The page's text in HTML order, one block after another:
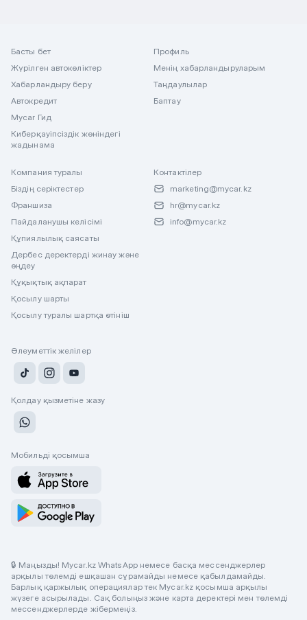
Басты бет
Жүрілген автокөліктер
Хабарландыру беру
Автокредит
Mycar Гид
Киберқауіпсіздік жөніндегі
жадынама
Профиль
Менің хабарландыруларым
Таңдаулылар
Баптау
Компания туралы
Біздің серіктестер
Франшиза
Пайдаланушы келісімі
Құпиялылық саясаты
Дербес деректерді жинау және
өңдеу
Құқықтық ақпарат
Қосылу шарты
Қосылу туралы шартқа өтініш
Контактілер
marketing@mycar.kz
hr@mycar.kz
info@mycar.kz
Әлеуметтік желілер
Қолдау қызметіне жазу
Мобильді қосымша
🔒 Маңызды! Mycar.kz WhatsApp немесе басқа мессенджерлер
арқылы төлемді ешқашан сұрамайды немесе қабылдамайды.
Барлық қаржылық операциялар тек Mycar.kz қосымша арқылы
жүзеге асырылады. Сақ болыңыз және карта деректері мен төлемді
мессенджерлерде жібермеңіз.